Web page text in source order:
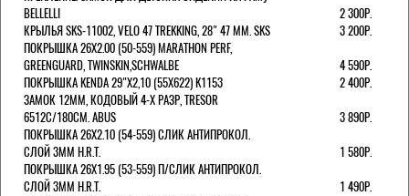
BELLELLI
2 300Р.
КРЫЛЬЯ SKS-11002, VELO 47 TREKKING, 28" 47 ММ. SKS
3 200Р.
ПОКРЫШКА 26X2.00 (50-559) MARATHON PERF,
GREENGUARD, TWINSKIN,SCHWALBE
4 590Р.
ПОКРЫШКА KENDA 29"Х2,10 (55X622) K1153
2 400Р.
ЗАМОК 12ММ, КОДОВЫЙ 4-Х РАЗР, TRESOR
6512C/180СМ. ABUS
3 890Р.
ПОКРЫШКА 26X2.10 (54-559) СЛИК АНТИПРОКОЛ.
СЛОЙ 3ММ H.R.T.
1 580Р.
ПОКРЫШКА 26X1.95 (53-559) П/СЛИК АНТИПРОКОЛ.
СЛОЙ 3ММ H.R.T.
1 490Р.